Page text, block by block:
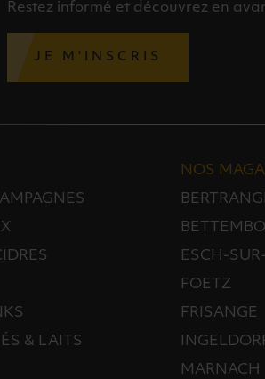
Restez informé et découvrez en
JE M'INSCRIS
& LAITS
NOS
ESCH-
FOETZ
FRISANGE
MARNACH